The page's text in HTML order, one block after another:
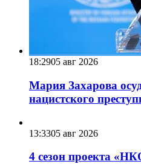
18:2905 авг 2026
Мария Захарова
нацистского
13:3305 авг 2026
4 сезон проекта